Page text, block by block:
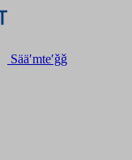
Sääʹmteʹǧǧ